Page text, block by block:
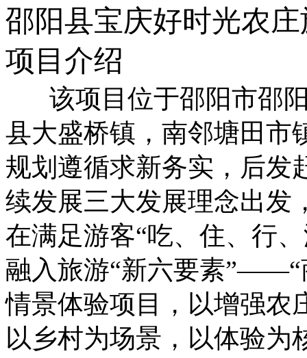
邵阳县宝庆好时光农
项目介绍
该项目位于邵阳市邵
县大盛桥镇，南邻塘田市
规划遵循求新务实，后发
续发展三大发展理念出发
在满足游客“吃、住、行
融入旅游“新六要素”——“
情景体验项目，以增强农
以乡村为场景，以体验为